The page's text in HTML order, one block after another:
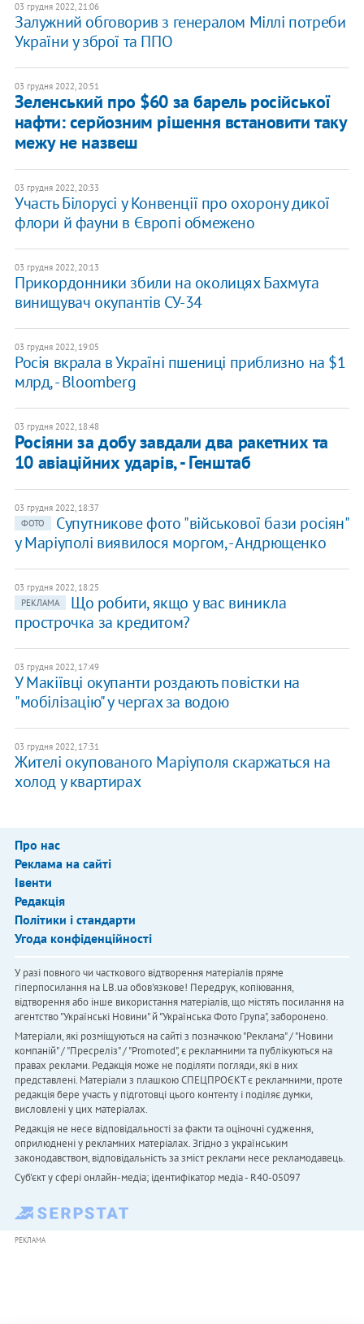
03 грудня 2022, 21:06
Залужний обговорив з генералом Міллі потреби
України у зброї та ППО
03 грудня 2022, 20:51
Зеленський про $60 за барель російської
нафти: серйозним рішення встановити таку
межу не назвеш
03 грудня 2022, 20:33
Участь Білорусі у Конвенції про охорону дикої
флори й фауни в Європі обмежено
03 грудня 2022, 20:13
Прикордонники збили на околицях Бахмута
винищувач окупантів СУ-34
03 грудня 2022, 19:05
Росія вкрала в Україні пшениці приблизно на $1
млрд, - Bloomberg
03 грудня 2022, 18:48
Росіяни за добу завдали два ракетних та
10 авіаційних ударів, - Генштаб
03 грудня 2022, 18:37
ФОТО
​Супутникове фото "військової бази росіян"
у Маріуполі виявилося моргом, - Андрющенко
03 грудня 2022, 18:25
РЕКЛАМА
Що робити, якщо у вас виникла
прострочка за кредитом?
03 грудня 2022, 17:49
У Макіївці окупанти роздають повістки на
"мобілізацію" у чергах за водою
03 грудня 2022, 17:31
Жителі окупованого Маріуполя скаржаться на
холод у квартирах
Про нас
Реклама на сайті
Івенти
Редакція
Політики і стандарти
Угода конфіденційності
У разі повного чи часткового відтворення матеріалів пряме
гіперпосилання на LB.ua обов'язкове! Передрук, копіювання,
відтворення або інше використання матеріалів, що містять посилання на
агентство "Українськi Новини" й "Українська Фото Група", заборонено.
Матеріали, які розміщуються на сайті з позначкою "Реклама" / "Новини
компаній" / "Пресреліз" / "Promoted", є рекламними та публікуються на
правах реклами. Редакція може не поділяти погляди, які в них
представлені. Матеріали з плашкою СПЕЦПРОЄКТ є рекламними, проте
редакція бере участь у підготовці цього контенту і поділяє думки,
висловлені у цих матеріалах.
Редакція не несе відповідальності за факти та оціночні судження,
оприлюднені у рекламних матеріалах. Згідно з українським
законодавством, відповідальність за зміст реклами несе рекламодавець.
Cуб'єкт у сфері онлайн-медіа; ідентифікатор медіа - R40-05097
РЕКЛАМА